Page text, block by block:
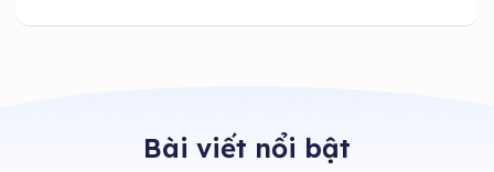
Bài viết nổi bật